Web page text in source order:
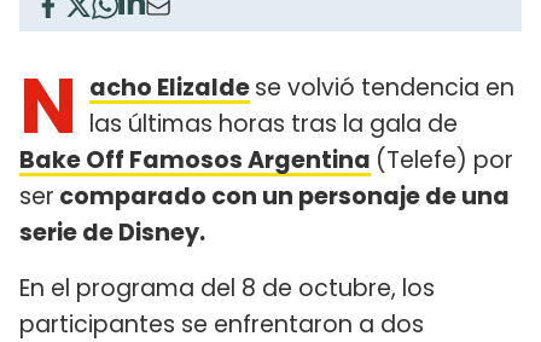
N acho Elizaldese volvió tendencia en
las últimas horas tras la gala de
Bake Off Famosos Argentina (Telefe) por
ser comparado con un personaje de una
serie de Disney.
En el programa del 8 de octubre, los
participantes se enfrentaron a dos